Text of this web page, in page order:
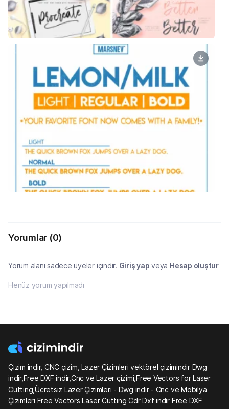
Yorumlar (0)
Yorum alanı sadece üyeler içindir. Giriş yap veya Hesap oluştur
Henüz yorum yapılmadı
Çizim indir, CNC çizim, Lazer Çizimleri vektörel çizimindir Dwg
indir,Free DXF indir,Cnc ve Lazer çizimi,Free Vectors for Laser
Cutting,Ücretsiz Lazer Çizimleri - Dwg indir - Cnc ve Mobilya
Çizimleri Free Vectors Laser Cutting Cdr Dxf indir Free DXF